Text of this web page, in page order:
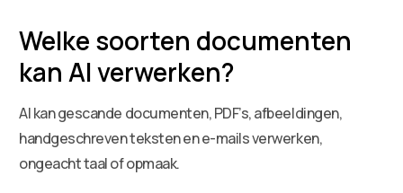
Welke soorten documenten
kan AI verwerken?
AI kan gescande documenten, PDF’s, afbeeldingen,
handgeschreven teksten en e-mails verwerken,
ongeacht taal of opmaak.